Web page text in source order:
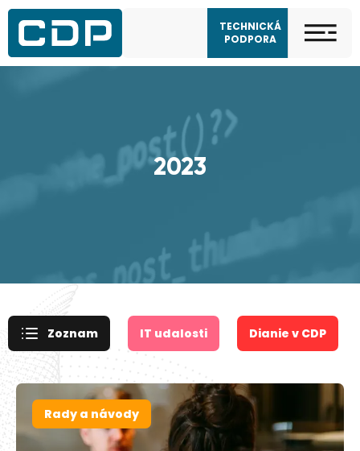
TECHNICKÁ
PODPORA
2023
Zoznam IT udalosti Dianie v CDP
Rady a návody